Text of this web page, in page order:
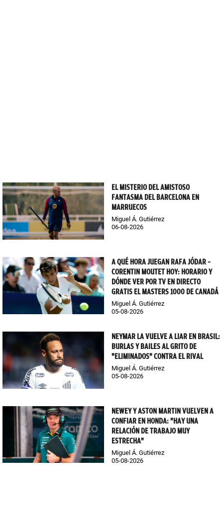
EL MISTERIO DEL AMISTOSO
FANTASMA DEL BARCELONA EN
MARRUECOS
Miguel Á. Gutiérrez
06-08-2026
A QUÉ HORA JUEGAN RAFA JÓDAR –
CORENTIN MOUTET HOY: HORARIO Y
DÓNDE VER POR TV EN DIRECTO
GRATIS EL MASTERS 1000 DE CANADÁ
Miguel Á. Gutiérrez
05-08-2026
NEYMAR LA VUELVE A LIAR EN BRASIL:
BURLAS Y BAILES AL GRITO DE
"ELIMINADOS" CONTRA EL RIVAL
Miguel Á. Gutiérrez
05-08-2026
NEWEY Y ASTON MARTIN VUELVEN A
CONFIAR EN HONDA: "HAY UNA
RELACIÓN DE TRABAJO MUY
ESTRECHA"
Miguel Á. Gutiérrez
05-08-2026